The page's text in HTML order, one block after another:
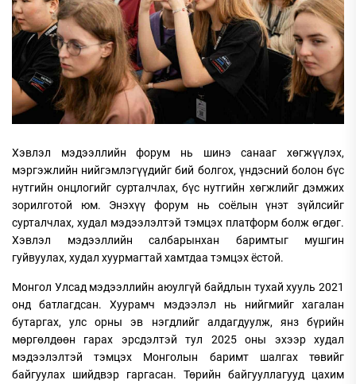
Хэвлэл мэдээллийн форум нь шинэ санааг хөгжүүлэх,
мэргэжлийн нийгэмлэгүүдийг бий болгох, үндэсний болон бүс
нутгийн онцлогийг сурталчлах, бүс нутгийн хөгжлийг дэмжих
зорилготой юм. Энэхүү форум нь соёлын үнэт зүйлсийг
сурталчлах, худал мэдээлэлтэй тэмцэх платформ болж өгдөг.
Хэвлэл мэдээллийн салбарынхан баримтыг мушгин
гуйвуулах, худал хуурмагтай хамтдаа тэмцэх ёстой.
Монгол Улсад мэдээллийн аюулгүй байдлын тухай хууль 2021
онд батлагдсан. Хуурамч мэдээлэл нь нийгмийг хагалан
бутаргах, улс орны эв нэгдлийг алдагдуулж, янз бүрийн
мөргөлдөөн гарах эрсдэлтэй тул 2025 оны эхээр худал
мэдээлэлтэй тэмцэх Монголын баримт шалгах төвийг
байгуулах шийдвэр гаргасан. Төрийн байгууллагууд цахим